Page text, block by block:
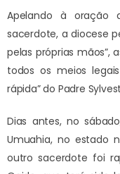
Apelando à oração
sacerdote, a diocese
pelas próprias mãos”,
todos os meios
rápida” do Padre
Dias antes, no
Umuahia, no estado
outro sacerdote foi